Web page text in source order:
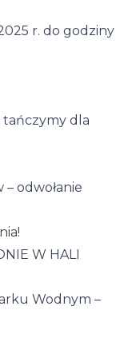
r. do godziny
tańczymy dla
odwołanie
W HALI
Wodnym –